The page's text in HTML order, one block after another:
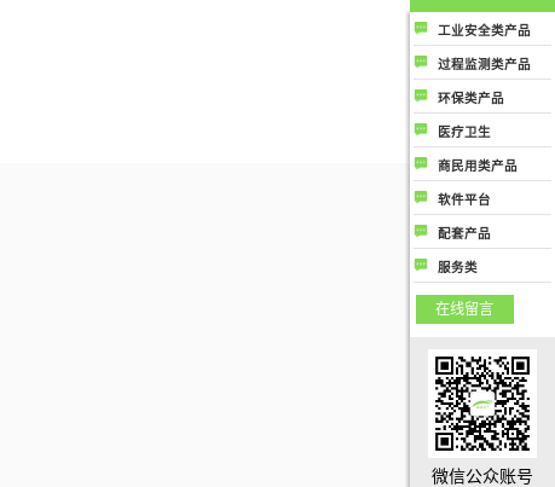
工业安全类产品
工业安全类产品主
要指用于各工业场
所中保护人民生命
健康和财务安全的
气体成分检测及分
析类相关产品；
过程监测类产品
过程监测类产品主
要是指用于生产制
造过程控制中提高
质量和生产效率用
的气体成分检测及
分析类相关产品
环保类产品
环保类产品主要指
用于监测大气环境
或提高大气空气质
量相关的所有气体
成分检测和分析类
产品
医疗卫生
医疗卫生类产品是
指用于医疗行业或
公共卫生领域相关
的所有气体成分检
测和分析类产品
商民用类产品
商民用类产品是指
商用或者民用用于
保护人类生命健康
或者财产安全相关
的气体成分检测和
分析类产品
软件平台
软件平台类产品是
指与气体成分检测
及分析相关的各种
应用场景上使用的
软件监测和管理云
平台、环保云平
台、过程监测管控
云平台等；
配套产品
配套产品
服务类
服务类指除了行业
硬件产品和软件产
供的气体成分监测
及分析行业相关的
服务
在线留言
微信公众账号